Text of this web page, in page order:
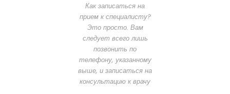
Как записаться на
прием к специалисту?
Это просто. Вам
следует всего лишь
позвонить по
телефону, указанному
выше, и записаться на
консультацию к врачу